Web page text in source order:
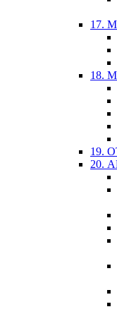
17.
18.
19.
20.